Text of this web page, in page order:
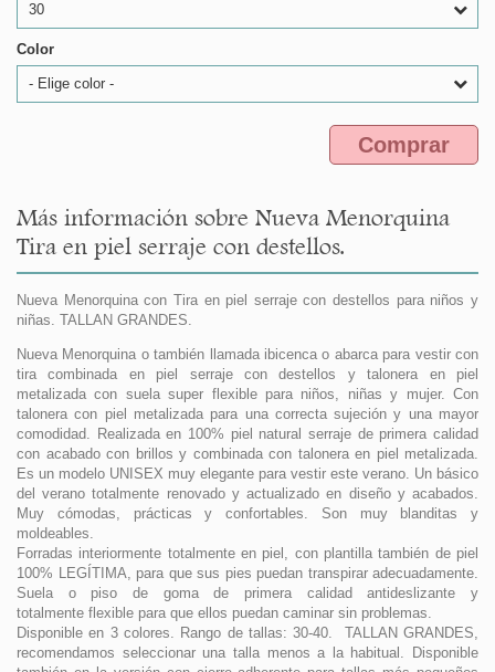
30
Color
- Elige color -
Comprar
Más información sobre Nueva Menorquina
Tira en piel serraje con destellos.
Nueva Menorquina con Tira en piel serraje con destellos para niños y
niñas. TALLAN GRANDES.
Nueva Menorquina o también llamada ibicenca o abarca para vestir con
tira combinada en piel serraje con destellos y talonera en piel
metalizada con suela super flexible para niños, niñas y mujer. Con
talonera con piel metalizada para una correcta sujeción y una mayor
comodidad. Realizada en 100% piel natural serraje de primera calidad
con acabado con brillos y combinada con talonera en piel metalizada.
Es un modelo UNISEX muy elegante para vestir este verano. Un básico
del verano totalmente renovado y actualizado en diseño y acabados.
Muy cómodas, prácticas y confortables. Son muy blanditas y
moldeables.
Forradas interiormente totalmente en piel, con plantilla también de piel
100% LEGÍTIMA, para que sus pies puedan transpirar adecuadamente.
Suela o piso de goma de primera calidad antideslizante y
totalmente flexible para que ellos puedan caminar sin problemas.
Disponible en 3 colores. Rango de tallas: 30-40. TALLAN GRANDES,
recomendamos seleccionar una talla menos a la habitual. Disponible